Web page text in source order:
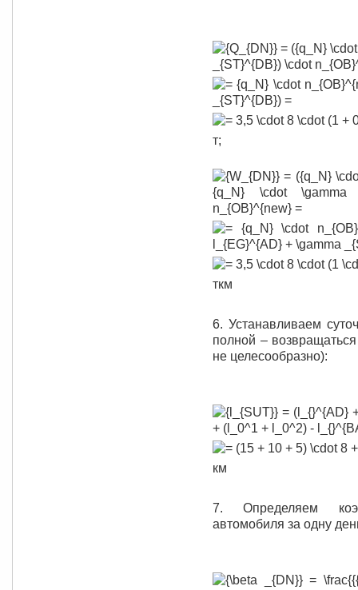
т;
ткм
6. Устанавливаем
полной –
не целесообразно):
км
7. Определяем
автомобиля за одну